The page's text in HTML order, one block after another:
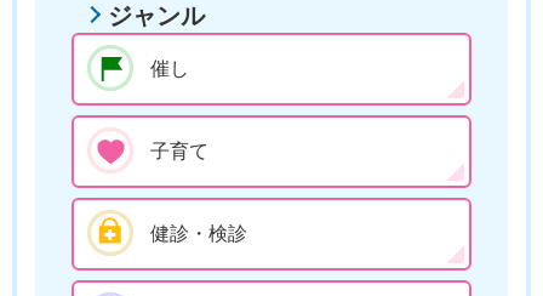
ジャンル
催し
子育て
健診・検診